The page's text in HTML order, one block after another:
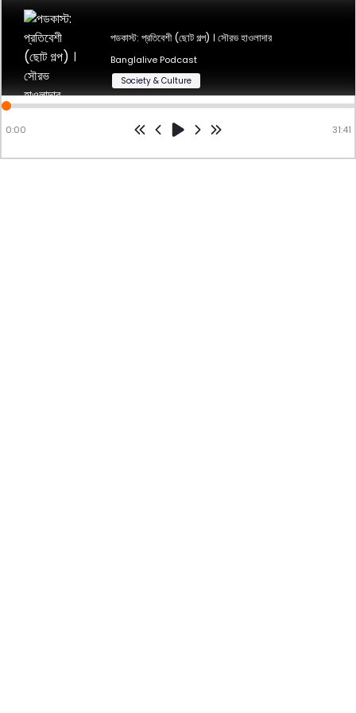
পডকাস্ট: প্রতিবেশী (ছোট গল্প)রচনা ও পাঠ: সৌরভ হাওলাদার
Powered byhubhopper
পডকাস্ট: প্রতিবেশী (ছোট গল্প) । সৌরভ হাওলাদার
Banglalive Podcast
Society & Culture
0:00 31:41